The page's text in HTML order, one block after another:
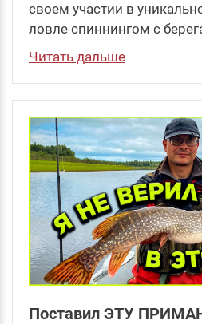
своем участии в
ловле спиннингом с
Читать дальше
Поставил ЭТУ